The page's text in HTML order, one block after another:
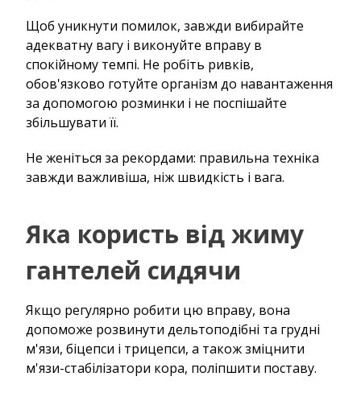
Щоб уникнути помилок, завжди вибирайте
адекватну вагу і виконуйте вправу в
спокійному темпі. Не робіть ривків,
обов'язково готуйте організм до навантаження
за допомогою розминки і не поспішайте
збільшувати її.
Не женіться за рекордами: правильна техніка
завжди важливіша, ніж швидкість і вага.
Яка користь від жиму
гантелей сидячи
Якщо регулярно робити цю вправу, вона
допоможе розвинути дельтоподібні та грудні
м'язи, біцепси і трицепси, а також зміцнити
м'язи-стабілізатори кора, поліпшити поставу.